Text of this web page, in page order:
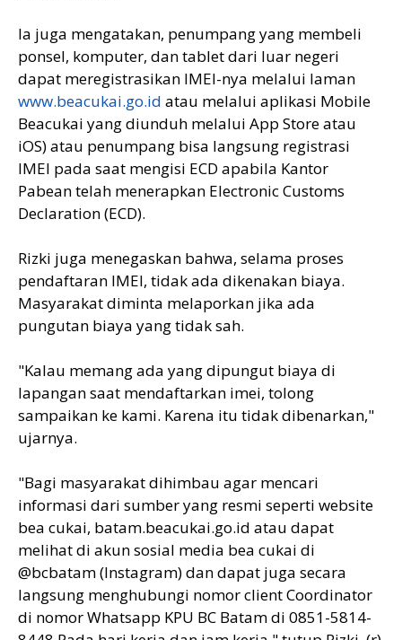
Ia juga mengatakan, penumpang yang membeli
ponsel, komputer, dan tablet dari luar negeri
dapat meregistrasikan IMEI-nya melalui laman
www.beacukai.go.id atau melalui aplikasi Mobile
Beacukai yang diunduh melalui App Store atau
iOS) atau penumpang bisa langsung registrasi
IMEI pada saat mengisi ECD apabila Kantor
Pabean telah menerapkan Electronic Customs
Declaration (ECD).
Rizki juga menegaskan bahwa, selama proses
pendaftaran IMEI, tidak ada dikenakan biaya.
Masyarakat diminta melaporkan jika ada
pungutan biaya yang tidak sah.
"Kalau memang ada yang dipungut biaya di
lapangan saat mendaftarkan imei, tolong
sampaikan ke kami. Karena itu tidak dibenarkan,"
ujarnya.
"Bagi masyarakat dihimbau agar mencari
informasi dari sumber yang resmi seperti website
bea cukai, batam.beacukai.go.id atau dapat
melihat di akun sosial media bea cukai di
@bcbatam (Instagram) dan dapat juga secara
langsung menghubungi nomor client Coordinator
di nomor Whatsapp KPU BC Batam di 0851-5814-